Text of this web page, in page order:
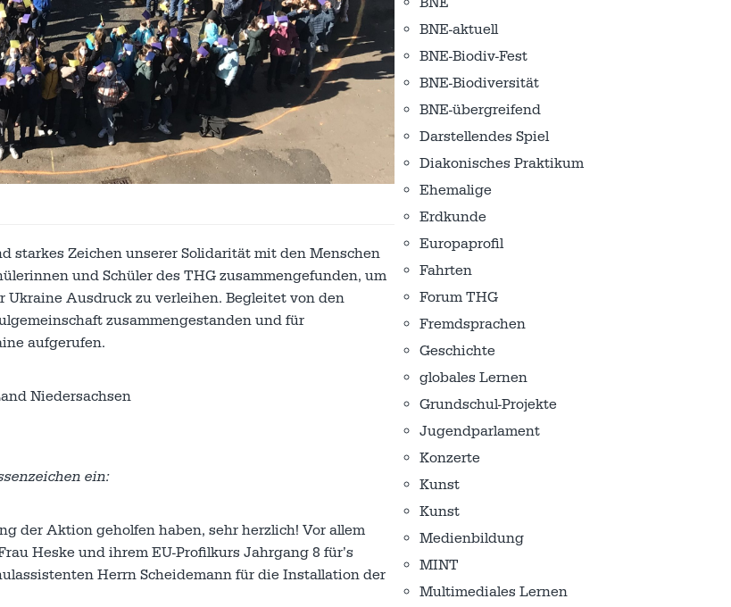
starkes Zeichen unserer Solidarität mit den Menschen
und Schüler des THG zusammengefunden, um
Ukraine Ausdruck zu verleihen. Begleitet von den
zusammengestanden und für
aufgerufen.
Niedersachsen
ein:
der Aktion geholfen haben, sehr herzlich! Vor allem
Heske und ihrem EU-Profilkurs Jahrgang 8 für’s
Herrn Scheidemann für die Installation der
BNE-aktuell
BNE-Biodiv-Fest
BNE-Biodiversität
BNE-übergreifend
Darstellendes Spiel
Diakonisches Praktikum
Ehemalige
Erdkunde
Europaprofil
Fahrten
Forum THG
Fremdsprachen
Geschichte
globales Lernen
Grundschul-Projekte
Jugendparlament
Konzerte
Kunst
Kunst
Medienbildung
MINT
Multimediales Lernen